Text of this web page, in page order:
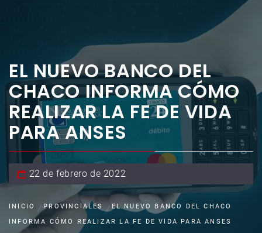
EL NUEVO BANCO DEL
CHACO INFORMA CÓMO
REALIZAR LA FE DE VIDA
PARA ANSES
22 de febrero de 2022
INICIO PROVINCIALES
EL NUEVO BANCO DEL CHACO
INFORMA CÓMO REALIZAR LA FE DE VIDA PARA ANSES